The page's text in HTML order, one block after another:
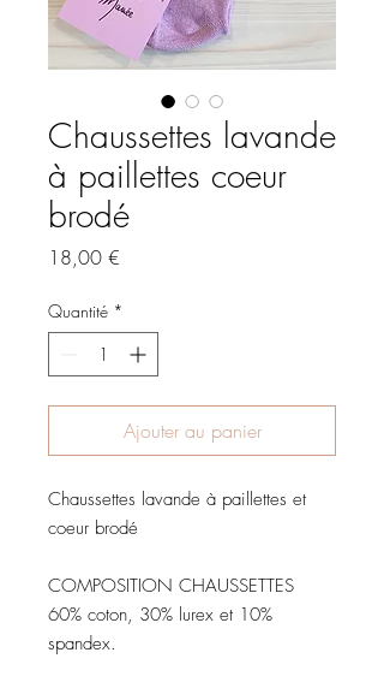
Chaussettes lavande
à paillettes coeur
brodé
18,00 €
Quantité *
Ajouter au panier
Chaussettes lavande à paillettes et
coeur brodé
COMPOSITION CHAUSSETTES
60% coton, 30% lurex et 10%
spandex.